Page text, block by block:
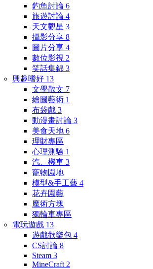
釣魚討論 6
旅遊討論 4
天文觀星 3
攝影分享 8
圖片分享 4
數位影視 2
笑話集錦 3
興趣嗜好 13
文學散文 7
繪圖藝術 1
布袋戲 3
動漫畫討論 3
美食天地 6
理財專區
心理測驗 1
汽、機車 3
寵物園地
模型&手工藝 4
花卉園藝
魔術方塊
獨輪車專區
電玩遊戲 13
遊戲歡樂包 4
CS討論 8
Steam 3
MineCraft 2